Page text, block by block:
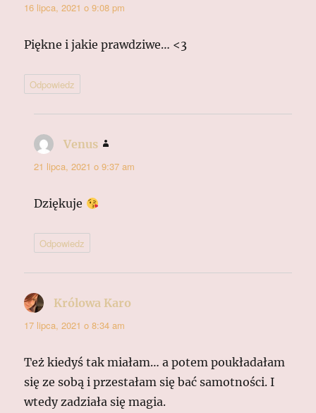
16 lipca, 2021 o 9:08 pm
Piękne i jakie prawdziwe… <3
Odpowiedz
Venus
21 lipca, 2021 o 9:37 am
Dziękuje
Odpowiedz
Królowa Karo
17 lipca, 2021 o 8:34 am
Też kiedyś tak miałam… a potem poukładałam
się ze sobą i przestałam się bać samotności. I
wtedy zadziała się magia.